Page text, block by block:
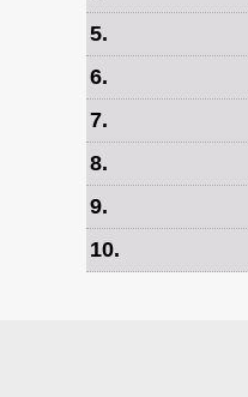
5.
6.
7.
8.
9.
10.